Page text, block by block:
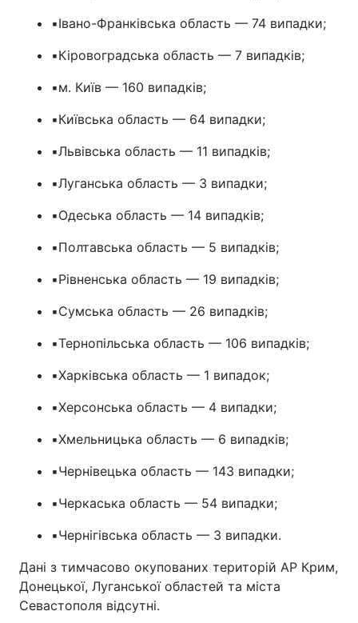
▪️Івано-Франківська область — 74 випадки;
▪️Кіровоградська область — 7 випадків;
▪️м. Київ — 160 випадків;
▪️Київська область — 64 випадки;
▪️Львівська область — 11 випадків;
▪️Луганська область — 3 випадки;
▪️Одеська область — 14 випадків;
▪️Полтавська область — 5 випадків;
▪️Рівненська область — 19 випадків;
▪️Сумська область — 26 випадків;
▪️Тернопільська область — 106 випадків;
▪️Харківська область — 1 випадок;
▪️Херсонська область — 4 випадки;
▪️Хмельницька область — 6 випадків;
▪️Чернівецька область — 143 випадки;
▪️Черкаська область — 54 випадки;
▪️Чернігівська область — 3 випадки.
Дані з тимчасово окупованих територій АР Крим,
Донецької, Луганської областей та міста
Севастополя відсутні.